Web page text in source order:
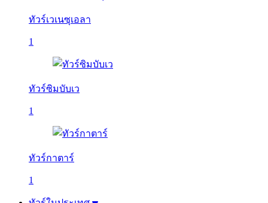
ทัวร์เวเนซุเอลา
1
ทัวร์ซิมบับเว
1
ทัวร์กาตาร์
1